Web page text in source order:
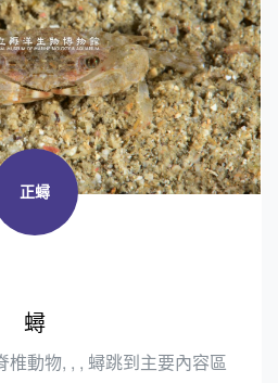
正蟳
蟳
椎動物, , , 蟳跳到主要內容區